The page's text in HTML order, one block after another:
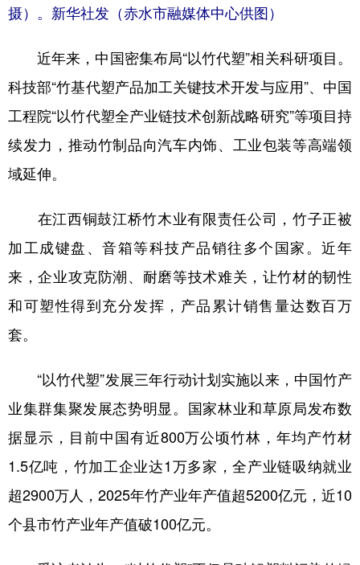
摄）。新华社发（赤水市融媒体中心供图）
近年来，中国密集布局“以竹代塑”相关科研项目。
科技部“竹基代塑产品加工关键技术开发与应用”、中国
工程院“以竹代塑全产业链技术创新战略研究”等项目持
续发力，推动竹制品向汽车内饰、工业包装等高端领
域延伸。
在江西铜鼓江桥竹木业有限责任公司，竹子正被
加工成键盘、音箱等科技产品销往多个国家。近年
来，企业攻克防潮、耐磨等技术难关，让竹材的韧性
和可塑性得到充分发挥，产品累计销售量达数百万
套。
“以竹代塑”发展三年行动计划实施以来，中国竹产
业集群集聚发展态势明显。国家林业和草原局发布数
据显示，目前中国有近800万公顷竹林，年均产竹材
1.5亿吨，竹加工企业达1万多家，全产业链吸纳就业
超2900万人，2025年竹产业年产值超5200亿元，近10
个县市竹产业年产值破100亿元。